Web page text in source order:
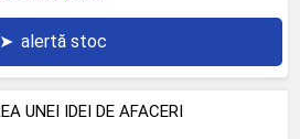
➤ alertă stoc